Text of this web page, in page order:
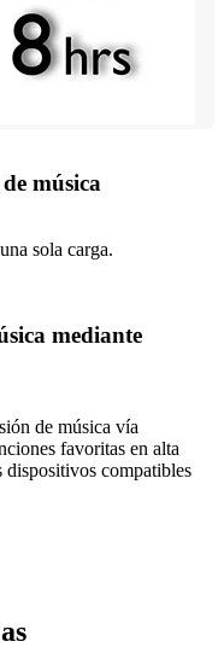
música
sola carga.
mediante
de música vía
favoritas en alta
dispositivos compatibles